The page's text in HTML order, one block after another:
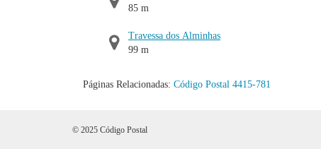
85 m
Travessa dos Alminhas
99 m
Páginas Relacionadas: Código Postal 4415-781
© 2025 Código Postal